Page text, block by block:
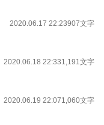
2020.06.17 22:23907文字
2020.06.18 22:331,191文字
2020.06.19 22:071,060文字